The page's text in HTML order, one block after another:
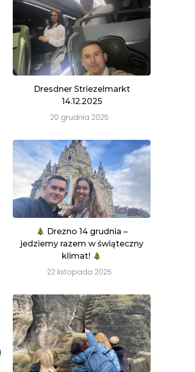
Dresdner Striezelmarkt
14.12.2025
20 grudnia 2025
Drezno 14 grudnia –
jedziemy razem w świąteczny
klimat!
22 listopada 2025